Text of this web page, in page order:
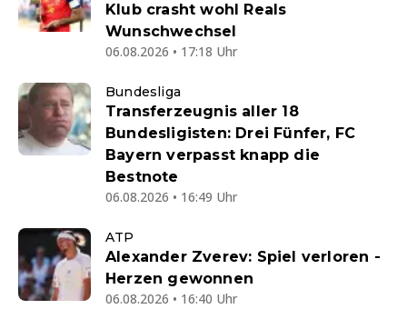
Klub crasht wohl Reals
Wunschwechsel
06.08.2026 • 17:18 Uhr
Bundesliga
Transferzeugnis aller 18
Bundesligisten: Drei Fünfer, FC
Bayern verpasst knapp die
Bestnote
06.08.2026 • 16:49 Uhr
ATP
Alexander Zverev: Spiel verloren -
Herzen gewonnen
06.08.2026 • 16:40 Uhr